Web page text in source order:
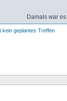
Damals war
kein geplantes Treffen